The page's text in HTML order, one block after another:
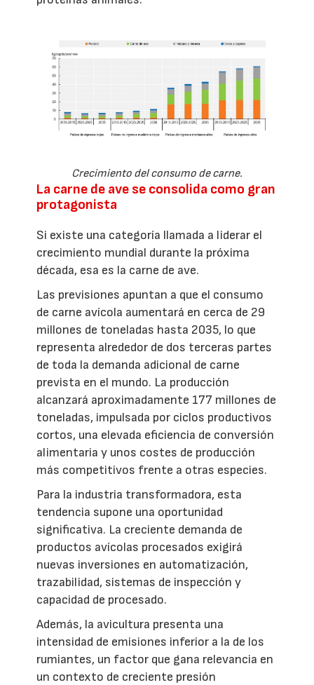
Crecimiento del consumo de carne.
La carne de ave se consolida como gran
protagonista
Si existe una categoría llamada a liderar el
crecimiento mundial durante la próxima
década, esa es la carne de ave.
Las previsiones apuntan a que el consumo
de carne avícola aumentará en cerca de 29
millones de toneladas hasta 2035, lo que
representa alrededor de dos terceras partes
de toda la demanda adicional de carne
prevista en el mundo. La producción
alcanzará aproximadamente 177 millones de
toneladas, impulsada por ciclos productivos
cortos, una elevada eficiencia de conversión
alimentaria y unos costes de producción
más competitivos frente a otras especies.
Para la industria transformadora, esta
tendencia supone una oportunidad
significativa. La creciente demanda de
productos avícolas procesados exigirá
nuevas inversiones en automatización,
trazabilidad, sistemas de inspección y
capacidad de procesado.
Además, la avicultura presenta una
intensidad de emisiones inferior a la de los
rumiantes, un factor que gana relevancia en
un contexto de creciente presión